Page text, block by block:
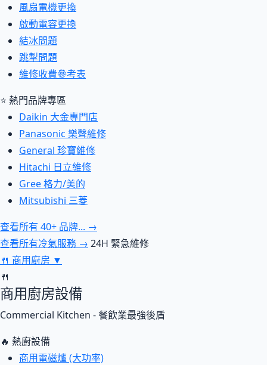
風扇電機更換
啟動電容更換
結冰問題
跳掣問題
維修收費參考表
⭐ 熱門品牌專區
Daikin 大金專門店
Panasonic 樂聲維修
General 珍寶維修
Hitachi 日立維修
Gree 格力/美的
Mitsubishi 三菱
查看所有 40+ 品牌... →
查看所有冷氣服務 → 24H 緊急維修
🍴 商用廚房 ▼
🍴
商用廚房設備
Commercial Kitchen - 餐飲業最強後盾
🔥 熱廚設備
商用電磁爐 (大功率)